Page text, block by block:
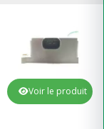
Voir le produit